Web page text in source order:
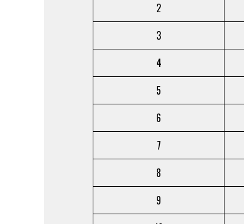
2
3
4
5
6
7
8
9